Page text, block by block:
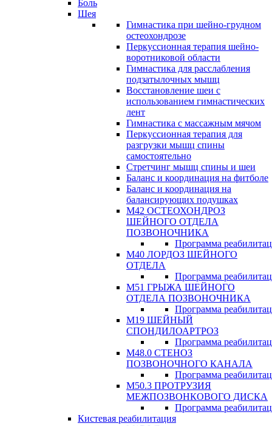
Боль
Шея
Гимнастика при шейно-грудном
остеохондрозе
Перкуссионная терапия шейно-
воротниковой области
Гимнастика для расслабления
подзатылочных мышц
Восстановление шеи с
использованием гимнастических
лент
Гимнастика с массажным мячом
Перкуссионная терапия для
разгрузки мышц спины
самостоятельно
Стретчинг мышц спины и шеи
Баланс и координация на фитболе
Баланс и координация на
балансирующих подушках
М42 ОСТЕОХОНДРОЗ
ШЕЙНОГО ОТДЕЛА
ПОЗВОНОЧНИКА
Программа
М40 ЛОРДОЗ ШЕЙНОГО
ОТДЕЛА
Программа
М51 ГРЫЖА ШЕЙНОГО
ОТДЕЛА ПОЗВОНОЧНИКА
Программа
М19 ШЕЙНЫЙ
СПОНДИЛОАРТРОЗ
Программа
М48.0 СТЕНОЗ
ПОЗВОНОЧНОГО КАНАЛА
Программа
М50.3 ПРОТРУЗИЯ
МЕЖПОЗВОНКОВОГО ДИСКА
Программа
Кистевая реабилитация